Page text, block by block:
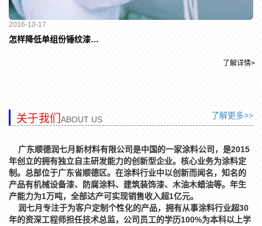
2016-10-17
怎样降低单组份锤纹漆的使用成本
了解详情>
了解更多>>
关于我们ABOUT US
广东顺德润七月新材料有限公司是中国的一家涂料公司，是2015
年创立的拥有独立自主研发能力的创新型企业。核心业务为涂料定
制。总部位于广东省顺德区。在涂料行业中以创新而闻名，知名的
产品有机械设备漆、防腐涂料、建筑装饰漆、木油木蜡油等。年生
产能力为1万吨，全部达产可实现销售收入超1亿元。
润七月专注于为客户定制个性化的产品，拥有从事涂料行业超30
年的资深工程师担任技术总监，公司员工的学历100%为本科以上学